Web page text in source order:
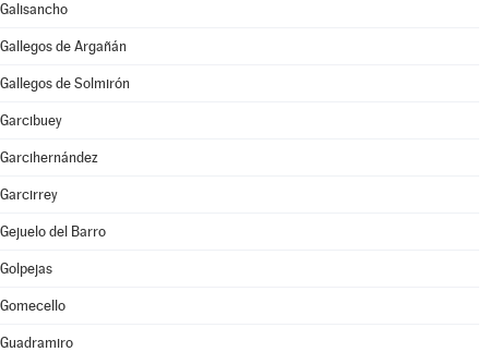
Galisancho
Gallegos de Argañán
Gallegos de Solmirón
Garcibuey
Garcihernández
Garcirrey
Gejuelo del Barro
Golpejas
Gomecello
Guadramiro